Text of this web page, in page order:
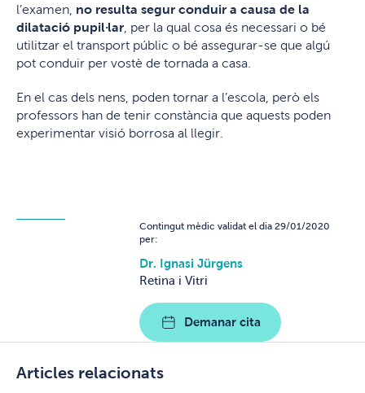
l’examen, no resulta segur conduir a causa de la
dilatació pupil·lar , per la qual cosa és necessari o bé
utilitzar el transport públic o bé assegurar-se que algú
pot conduir per vostè de tornada a casa.
En el cas dels nens, poden tornar a l’escola, però els
professors han de tenir constància que aquests poden
experimentar visió borrosa al llegir.
Contingut mèdic validat el dia 29/01/2020
per:
Dr. Ignasi Jürgens
Retina i Vitri
Demanar cita
Articles relacionats